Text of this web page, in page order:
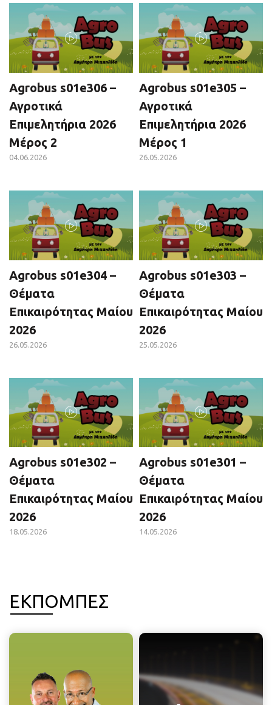
Agrobus s01e306 –
Αγροτικά
Επιμελητήρια 2026
Μέρος 2
04.06.2026
Agrobus s01e305 –
Αγροτικά
Επιμελητήρια 2026
Μέρος 1
26.05.2026
Agrobus s01e304 –
Θέματα
Επικαιρότητας Μαίου
2026
26.05.2026
Agrobus s01e303 –
Θέματα
Επικαιρότητας Μαίου
2026
25.05.2026
Agrobus s01e302 –
Θέματα
Επικαιρότητας Μαίου
2026
18.05.2026
Agrobus s01e301 –
Θέματα
Επικαιρότητας Μαίου
2026
14.05.2026
ΕΚΠΟΜΠΕΣ